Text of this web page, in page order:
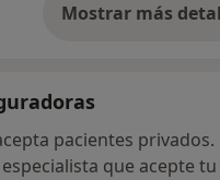
Mostrar mássobre
pacientes
que acepte